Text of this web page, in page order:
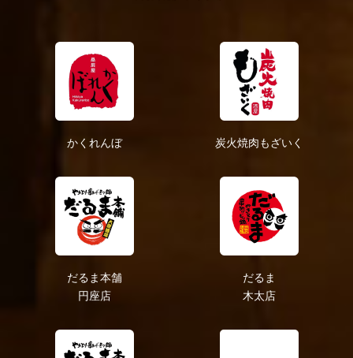
2020年7月
2020年6月
2020年5月
2020年4月
2019年2月
かくれんぼ 炭火焼肉もざいく
だるま本舗
円座店
だるま
木太店